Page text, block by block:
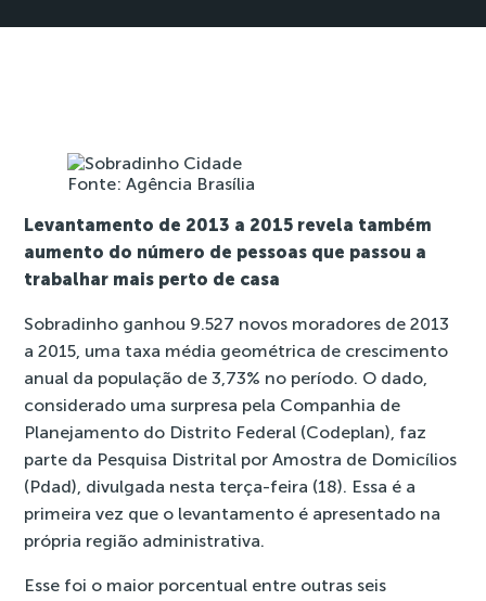
Fonte: Agência Brasília
Levantamento de 2013 a 2015 revela também
aumento do número de pessoas que passou a
trabalhar mais perto de casa
Sobradinho ganhou 9.527 novos moradores de 2013
a 2015, uma taxa média geométrica de crescimento
anual da população de 3,73% no período. O dado,
considerado uma surpresa pela Companhia de
Planejamento do Distrito Federal (Codeplan), faz
parte da Pesquisa Distrital por Amostra de Domicílios
(Pdad), divulgada nesta terça-feira (18). Essa é a
primeira vez que o levantamento é apresentado na
própria região administrativa.
Esse foi o maior porcentual entre outras seis